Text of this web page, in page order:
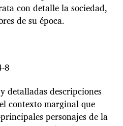
con detalle la sociedad,
de su época.
8
detalladas descripciones
contexto marginal que
personajes de la